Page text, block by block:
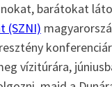
barátokat
(SZNI)
vízitúrára,